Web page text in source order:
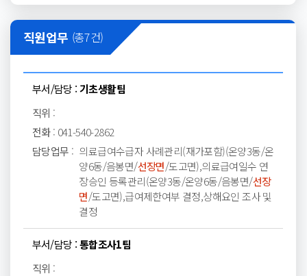
직원업무 (총7건)
부서/담당 :기초생활팀
직위 :
전화: 041-540-2862
담당업무 : 의료급여수급자 사례관리(재가포함)(온양3동/온
양6동/음봉면/선장면/도고면),의료급여일수 연
장승인 등록관리(온양3동/온양6동/음봉면/선장
면/도고면),급여제한여부 결정,상해요인 조사 및
결정
부서/담당 :통합조사1팀
직위 :